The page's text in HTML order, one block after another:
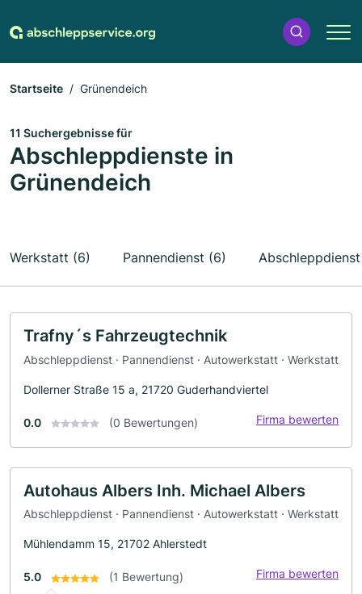
Startseite Grünendeich
11 Suchergebnisse für
Abschleppdienste in
Grünendeich
Werkstatt (6) Pannendienst (6)
Trafny´s Fahrzeugtechnik
Abschleppdienst · Pannendienst · Autowerkstatt · Werkstatt
Dollerner Straße 15 a, 21720 Guderhandviertel
0.0 (0 Bewertungen) Firma bewerten
Autohaus Albers Inh. Michael Albers
Abschleppdienst · Pannendienst · Autowerkstatt · Werkstatt
Mühlendamm 15, 21702 Ahlerstedt
5.0 (1 Bewertung) Firma bewerten